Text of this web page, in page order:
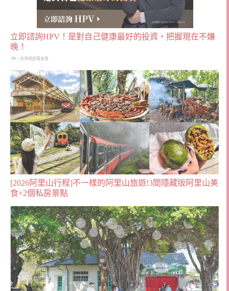
立即諮詢HPV！是對自己健康最好的投資，把握現在不嫌
晚！
PR・台灣癌症基金會
[2026阿里山行程]不一樣的阿里山旅遊!3間隱藏版阿里山美
食+2個私房景點